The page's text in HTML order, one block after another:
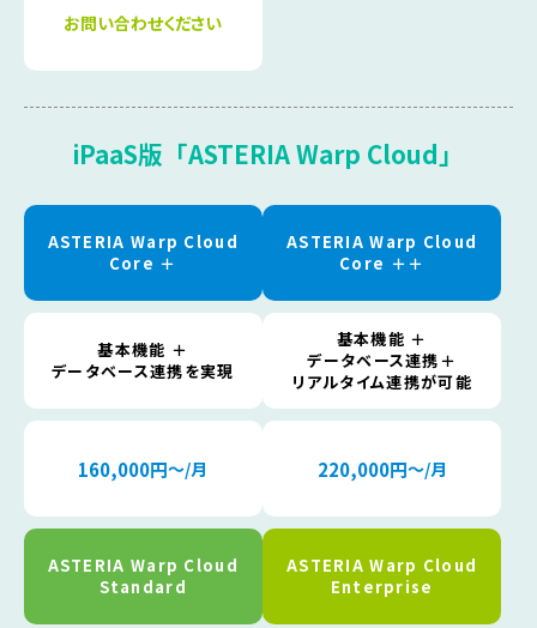
お問い合わせください
iPaaS版「ASTERIA Warp Cloud」
ASTERIA Warp Cloud
Core ＋
基本機能 ＋
データベース連携を実現
160,000円〜/月
ASTERIA Warp Cloud
Core ＋＋
基本機能 ＋
データベース連携＋
リアルタイム連携が可能
220,000円〜/月
ASTERIA Warp Cloud
Standard
ASTERIA Warp Cloud
Enterprise